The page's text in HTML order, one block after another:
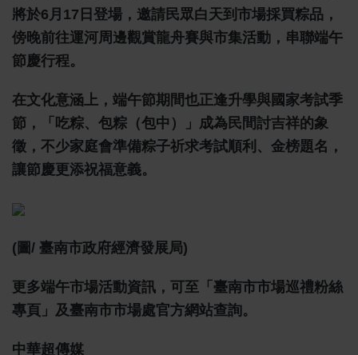
將於6月17日登場，邀請民眾白天到市場採買粽品，
傍晚前往運河周邊觀賞龍舟賽與市集活動，串聯端午
節慶行程。
在文化意涵上，端午節期間也正逢升學與國家考試季
節，「吃粽、包粽（包中）」成為民間討吉祥的象
徵，不少家庭會準備粽子祈求考試順利、金榜題名，
讓節慶更添祝福意義。
(圖/ 臺南市政府經濟發展局)
更多端午市場活動資訊，可至「臺南市市場巡禮粉絲
專頁」及臺南市市場處官方網站查詢。
中華超傳媒